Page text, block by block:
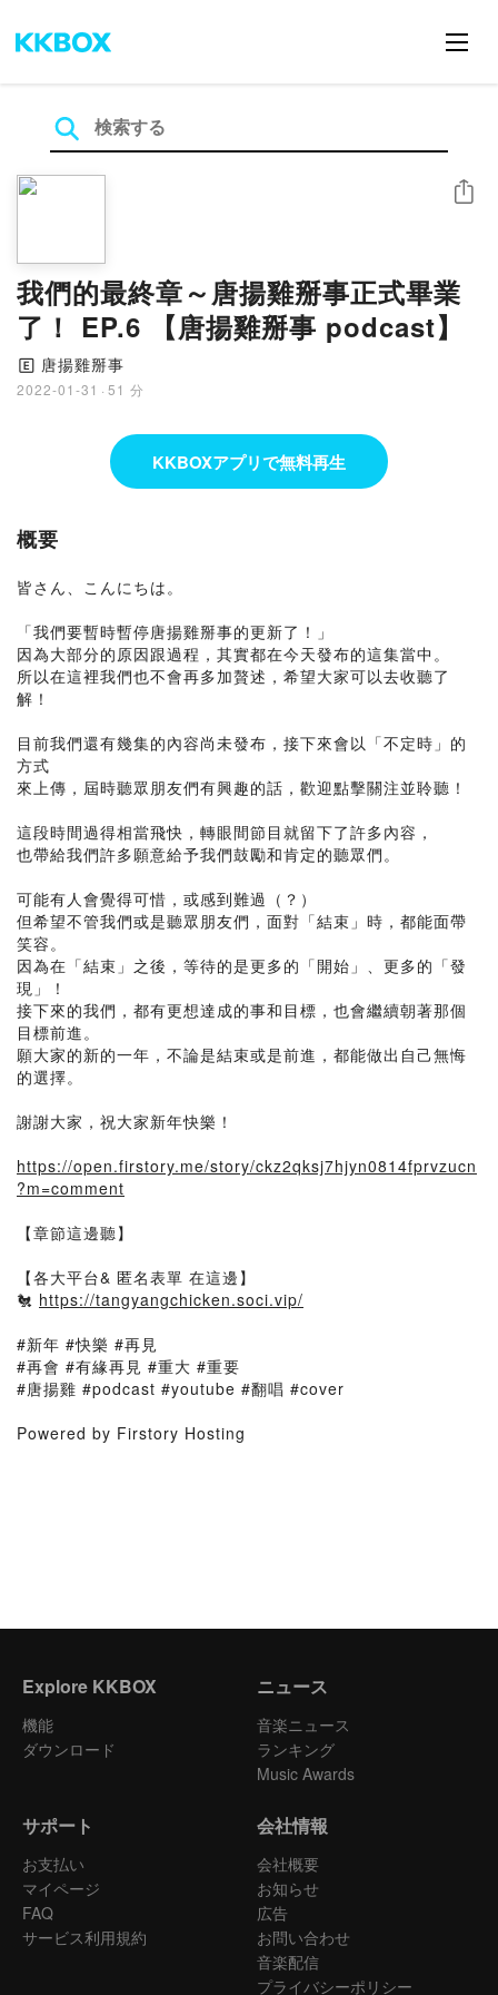
我們的最終章～唐揚雞掰事正式畢業
了！ EP.6 【唐揚雞掰事 podcast】
🄴 唐揚雞掰事
2022-01-31 · 51 分
シェア
KKBOXアプリで無料再生
概要
皆さん、こんにちは。
「我們要暫時暫停唐揚雞掰事的更新了！」
因為大部分的原因跟過程，其實都在今天發布的這集當中。
所以在這裡我們也不會再多加贅述，希望大家可以去收聽了
解！
目前我們還有幾集的內容尚未發布，接下來會以「不定時」的
方式
來上傳，屆時聽眾朋友們有興趣的話，歡迎點擊關注並聆聽！
這段時間過得相當飛快，轉眼間節目就留下了許多內容，
也帶給我們許多願意給予我們鼓勵和肯定的聽眾們。
可能有人會覺得可惜，或感到難過（？）
但希望不管我們或是聽眾朋友們，面對「結束」時，都能面帶
笑容。
因為在「結束」之後，等待的是更多的「開始」、更多的「發
現」！
接下來的我們，都有更想達成的事和目標，也會繼續朝著那個
目標前進。
願大家的新的一年，不論是結束或是前進，都能做出自己無悔
的選擇。
謝謝大家，祝大家新年快樂！
https://open.firstory.me/story/ckz2qksj7hjyn0814fprvzucn
?m=comment
【章節這邊聽】
【各大平台& 匿名表單 在這邊】
🐔 https://tangyangchicken.soci.vip/
#新年 #快樂 #再見
#再會 #有緣再見 #重大 #重要
#唐揚雞 #podcast #youtube #翻唱 #cover
Powered by Firstory Hosting
Explore KKBOX
機能
ダウンロード
ニュース
音楽ニュース
ランキング
Music Awards
サポート
お支払い
マイページ
FAQ
サービス利用規約
会社情報
会社概要
お知らせ
広告
お問い合わせ
音楽配信
プライバシーポリシー